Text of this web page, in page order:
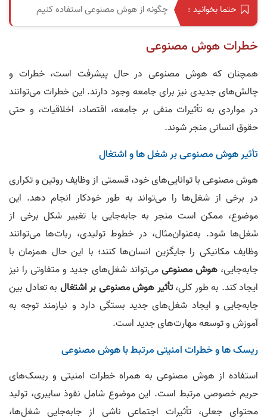
حتما بخوانید : چگونه از هوش مصنوعی استفاده کنیم
خطرات هوش مصنوعی
همچنان که هوش مصنوعی در حال پیشرفت است، خطرات و
چالش‌های جدیدی نیز برای جامعه وجود دارند. این خطرات می‌توانند
در مواردی به تأثیرات منفی بر جامعه، اقتصاد، اخلاقیات، و حتی
حقوق انسانی منجر شوند.
تأثیر هوش مصنوعی بر شغل ها و اشتغال
هوش مصنوعی با توانایی‌های خود، قسمتی از وظایف روتین و تکراری
در برخی از شغل‌ها را می‌تواند به طور خودکار انجام دهد. این
موضوع، ممکن است منجر به جابه‌جایی یا تغییر شکل برخی از
شغل‌ها شود. به‌عنوان‌مثال، در خطوط تولیدی، ربات‌ها می‌توانند
وظایف مکانیکی را جایگزین انسان‌ها کنند؛ با این حال همزمان با
جابه‌جایی،هوش مصنوعیمی‌تواند شغل‌های جدید و متفاوتی را نیز
ایجاد کند. به طور کلی،تأثیر هوش مصنوعی بر اشتغال به تعادل بین
جابه‌جایی و ایجاد شغل‌های جدید بستگی دارد و نیازمند توجه به
آموزش و توسعه مهارت‌های جدید است.
ریسک ها و خطرات امنیتی مرتبط با هوش مصنوعی
استفاده از هوش مصنوعی به همراه خطرات امنیتی و ریسک‌های
حریم خصوصی مرتبط است. این موضوع شامل نفوذ سایبری، تولید
محتوای جعلی، تأثیرات اجتماعی ناشی از جابه‌جایی شغل‌ها،